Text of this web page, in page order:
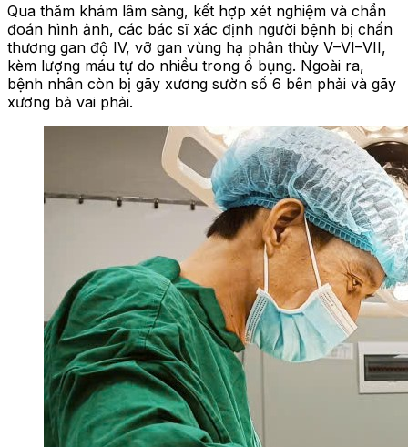
Qua thăm khám lâm sàng, kết hợp xét nghiệm và chẩn
đoán hình ảnh, các bác sĩ xác định người bệnh bị chấn
thương gan độ IV, vỡ gan vùng hạ phân thùy V–VI–VII,
kèm lượng máu tự do nhiều trong ổ bụng. Ngoài ra,
bệnh nhân còn bị gãy xương sườn số 6 bên phải và gãy
xương bả vai phải.